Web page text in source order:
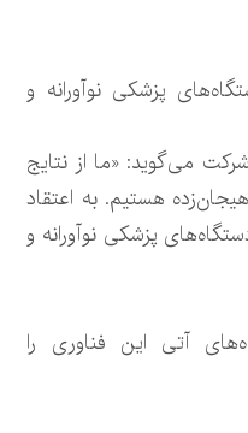
پزشکی نوآورانه و
می‌گوید: «ما از نتایج
هستیم. به اعتقاد
پزشکی نوآورانه و
آتی این فناوری را